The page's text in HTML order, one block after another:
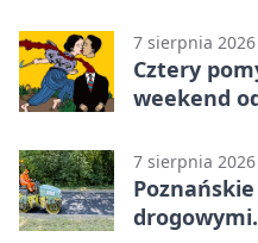
7 sierpnia 2026
Cztery
weekend
7 sierpnia 2026